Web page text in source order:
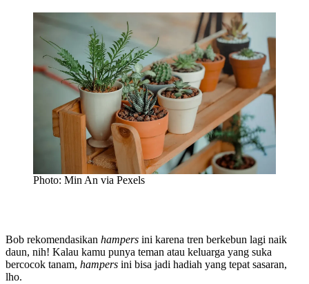
Photo: Min An via Pexels
Bob rekomendasikan hampers ini karena tren berkebun lagi naik
daun, nih! Kalau kamu punya teman atau keluarga yang suka
bercocok tanam, hampers ini bisa jadi hadiah yang tepat sasaran,
lho.